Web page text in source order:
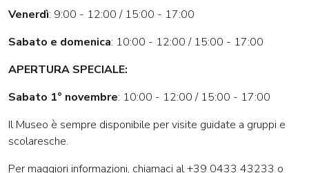
Venerdì: 9:00 - 12:00 / 15:00 - 17:00
Sabato e domenica: 10:00 - 12:00 / 15:00 - 17:00
APERTURA SPECIALE:
Sabato 1° novembre: 10:00 - 12:00 / 15:00 - 17:00
Il Museo è sempre disponibile per visite guidate a gruppi e
scolaresche.
Per maggiori informazioni, chiamaci al +39 0433 43233 o